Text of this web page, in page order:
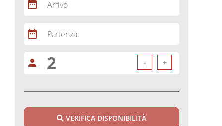
date_range Arrivo
date_range Partenza
person - +
VERIFICA DISPONIBILITÀ